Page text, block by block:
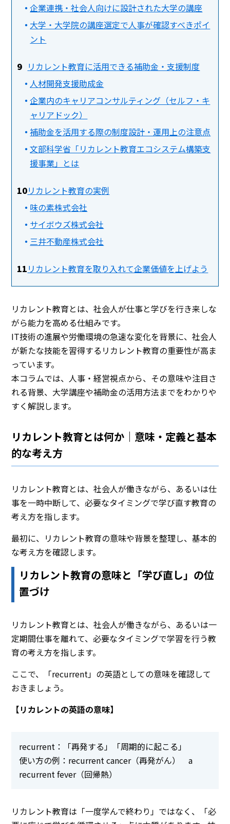
企業連携・社会人向けに設計された大学の講座
大学・大学院の講座選定で人事が確認すべきポイ
ント
リカレント教育に活用できる補助金・支援制度
人材開発支援助成金
企業内のキャリアコンサルティング（セルフ・キ
ャリアドック）
補助金を活用する際の制度設計・運用上の注意点
文部科学省「リカレント教育エコシステム構築支
援事業」とは
リカレント教育の実例
味の素株式会社
サイボウズ株式会社
三井不動産株式会社
リカレント教育を取り入れて企業価値を上げよう
リカレント教育とは、社会人が仕事と学びを行き来しな
がら能力を高める仕組みです。
IT技術の進展や労働環境の急速な変化を背景に、社会人
が新たな技能を習得するリカレント教育の重要性が高ま
っています。
本コラムでは、人事・経営視点から、その意味や注目さ
れる背景、大学講座や補助金の活用方法までをわかりや
すく解説します。
リカレント教育とは何か｜意味・定義と基本
的な考え方
リカレント教育とは、社会人が働きながら、あるいは仕
事を一時中断して、必要なタイミングで学び直す教育の
考え方を指します。
最初に、リカレント教育の意味や背景を整理し、基本的
な考え方を確認します。
リカレント教育の意味と「学び直し」の位
置づけ
リカレント教育とは、社会人が働きながら、あるいは一
定期間仕事を離れて、必要なタイミングで学習を行う教
育の考え方を指します。
ここで、「recurrent」の英語としての意味を確認して
おきましょう。
【リカレントの英語の意味】
recurrent：「再発する」「周期的に起こる」
使い方の例：recurrent cancer（再発がん） a
recurrent fever（回帰熱）
リカレント教育は「一度学んで終わり」ではなく、「必